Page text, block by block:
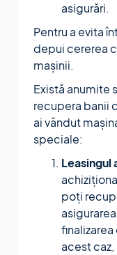
asigurări.
Pentru a evita
depui cererea
mașinii.
Există anumite
recupera banii
ai vândut
speciale:
Leasingul
poți
acest